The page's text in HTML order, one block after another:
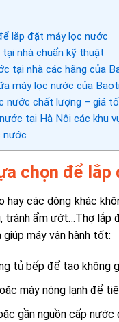
lắp đặt máy lọc nước
nhà chuẩn kỹ thuật
tại nhà các hãng của
máy lọc nước của
nước chất lượng – giá
tại Hà Nội các khu
nước
chọn để
hay các dòng khác
tránh ẩm ướt…Thợ
máy vận hành tốt:
tủ bếp để tạo không
máy nóng lạnh để
gần nguồn cấp